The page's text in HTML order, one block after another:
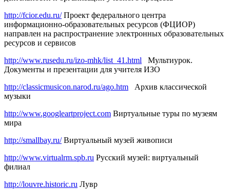
http://fcior.edu.ru/Проект федерального центра
информационно-образовательных ресурсов (ФЦИОР)
направлен на распространение электронных образовательных
ресурсов и сервисов
http://www.rusedu.ru/izo-mhk/list_41.html Мультиурок.
Документы и презентации для учителя ИЗО
http://classicmusicon.narod.ru/ago.htm Архив классической
музыки
http://www.googleartproject.com Виртуальные туры по музеям
мира
http://smallbay.ru/Виртуальный музей живописи
http://www.virtualrm.spb.ru Русский музей: виртуальный
филиал
http://louvre.historic.ru Лувр